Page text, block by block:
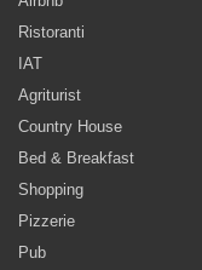
Ristoranti
IAT
Agriturist
Country House
Bed & Breakfast
Shopping
Pizzerie
Pub